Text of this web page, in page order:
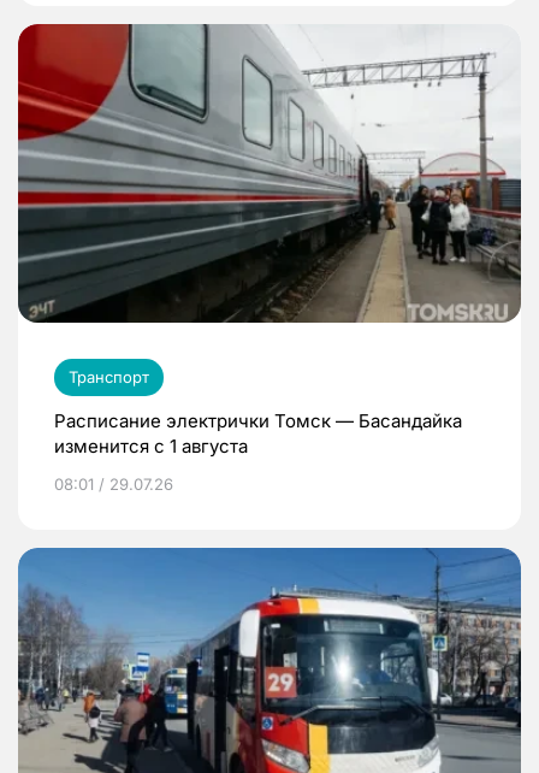
Транспорт
Расписание электрички Томск — Басандайка
изменится с 1 августа
08:01 / 29.07.26